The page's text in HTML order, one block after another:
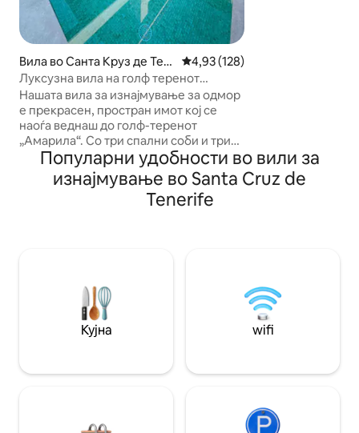
Вила во Санта Круз де Тен
ерифе
Просечна оцена: 4,93 од 5,
4,93 (128)
Луксузна вила на голф теренот
Амарила
Нашата вила за изнајмување за одмор
е прекрасен, простран имот кој се
наоѓа веднаш до голф-теренот
„Амарила“. Со три спални соби и три
бањи, ова е совршено место за одмор
за група пријатели или семејство.
Вилата има загреан базен, совршен за
смирувачко пливање во поладни
прекрасните зајдисонца од удобноста
на приватниот балкон на вилата.
натпреварите
Популарни удобности во вили за
изнајмување во Santa Cruz de
Tenerife
Кујна wifi